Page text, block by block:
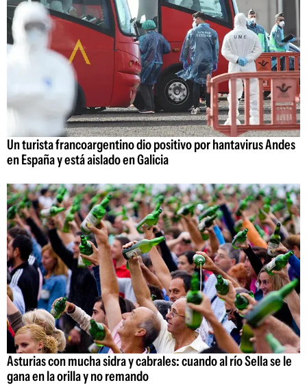
Un turista francoargentino dio positivo por hantavirus Andes
en España y está aislado en Galicia
Asturias con mucha sidra y cabrales: cuando al río Sella se le
gana en la orilla y no remando